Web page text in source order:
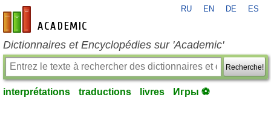
fr-academic.com
RU EN DE ES
Dictionnaires et Encyclopédies sur 'Academic'
Recherche!
interprétations traductions livres Игры ⚽